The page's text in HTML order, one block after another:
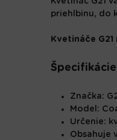
priehlbinu, do
Kvetináče G21
Špecifikácie
Značka:
Model:
Určenie:
Obsahuje